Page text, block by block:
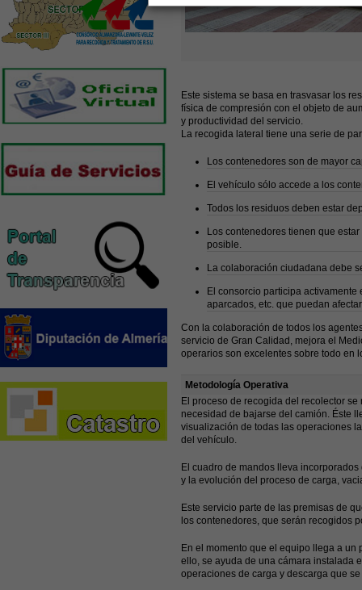
Este sistema se basa en trasvasar los
física de compresión con el objeto de
y productividad del servicio.
La recogida lateral tiene una serie de
Los contenedores son de mayor
El vehículo sólo accede a los
Todos los residuos deben estar
Los contenedores tienen que
posible.
La colaboración ciudadana debe
El consorcio participa
aparcados, etc. que puedan
Con la colaboración de todos los
servicio de Gran Calidad, mejora el
operarios son excelentes sobre todo en
Metodología Operativa
El proceso de recogida del recolector
necesidad de bajarse del camión. Éste
visualización de todas las operaciones
del vehículo.
El cuadro de mandos lleva
y la evolución del proceso de carga,
Este servicio parte de las premisas de
los contenedores, que serán recogidos
En el momento que el equipo llega a
ello, se ayuda de una cámara instalada
operaciones de carga y descarga que